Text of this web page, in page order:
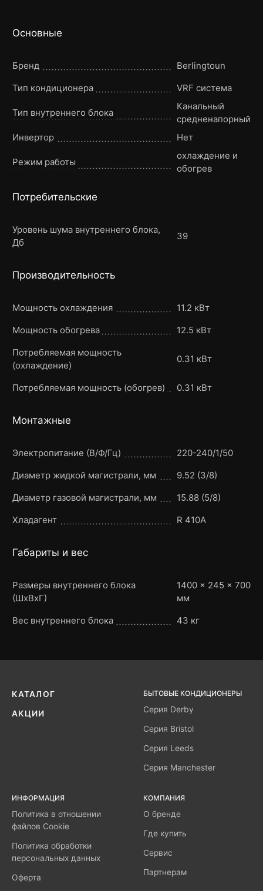
Основные
Бренд
Berlingtoun
Тип кондиционера
VRF система
Тип внутреннего блока
Канальный
средненапорный
Инвертор
Нет
Режим работы
охлаждение и
обогрев
Потребительские
Уровень шума внутреннего блока,
Дб
39
Производительность
Мощность охлаждения
11.2 кВт
Мощность обогрева
12.5 кВт
Потребляемая мощность
(охлаждение)
0.31 кВт
Потребляемая мощность (обогрев) 0.31 кВт
Монтажные
Электропитание (В/Ф/Гц)
220-240/1/50
Диаметр жидкой магистрали, мм
9.52 (3/8)
Диаметр газовой магистрали, мм
15.88 (5/8)
Хладагент
R 410A
Габариты и вес
Размеры внутреннего блока
(ШxВxГ)
1400 × 245 × 700
мм
Вес внутреннего блока
43 кг
КАТАЛОГ
АКЦИИ
БЫТОВЫЕ КОНДИЦИОНЕРЫ
Серия Derby
Серия Bristol
Серия Leeds
Серия Manchester
ИНФОРМАЦИЯ
Политика в отношении
файлов Cookie
Политика обработки
персональных данных
Оферта
КОМПАНИЯ
О бренде
Где купить
Сервис
Партнерам